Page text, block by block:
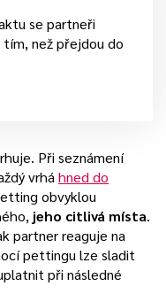
se partneři
než přejdou do
Při seznámení
vrhá hned do
obvyklou
jeho citlivá místa.
partner reaguje na
pettingu lze sladit
při následné